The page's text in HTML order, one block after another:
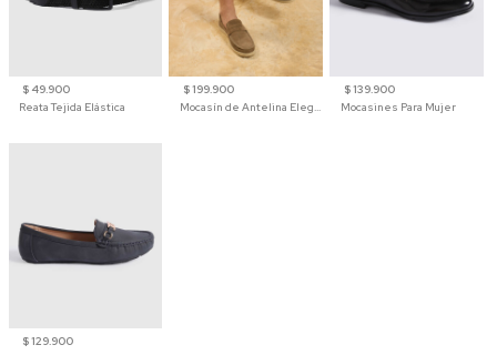
$ 49.900
Reata Tejida Elástica
$ 199.900
Mocasín de Antelina Elegante con Suela de Contraste Para Hombre
$ 139.900
Mocasines Para Mujer
$ 129.900